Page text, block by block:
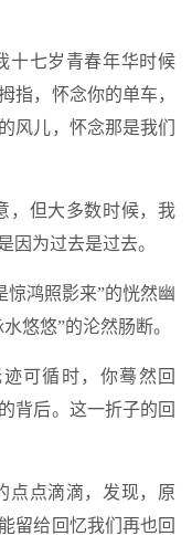
十七岁青春年华时候
指，怀念你的单车，
风儿，怀念那是我们
，但大多数时候，我
因为过去是过去。
惊鸿照影来”的恍然幽
悠悠”的沦然肠断。
可循时，你蓦然回
背后。这一折子的回
点点滴滴，发现，原
留给回忆我们再也回